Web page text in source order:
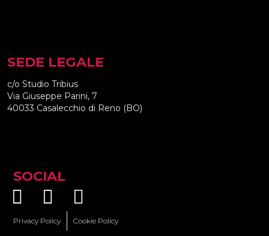
SEDE LEGALE
c/o Studio Tribius
Via Giuseppe Parini, 7
40033 Casalecchio di Reno (BO)
SOCIAL
Privacy Policy Cookie Policy